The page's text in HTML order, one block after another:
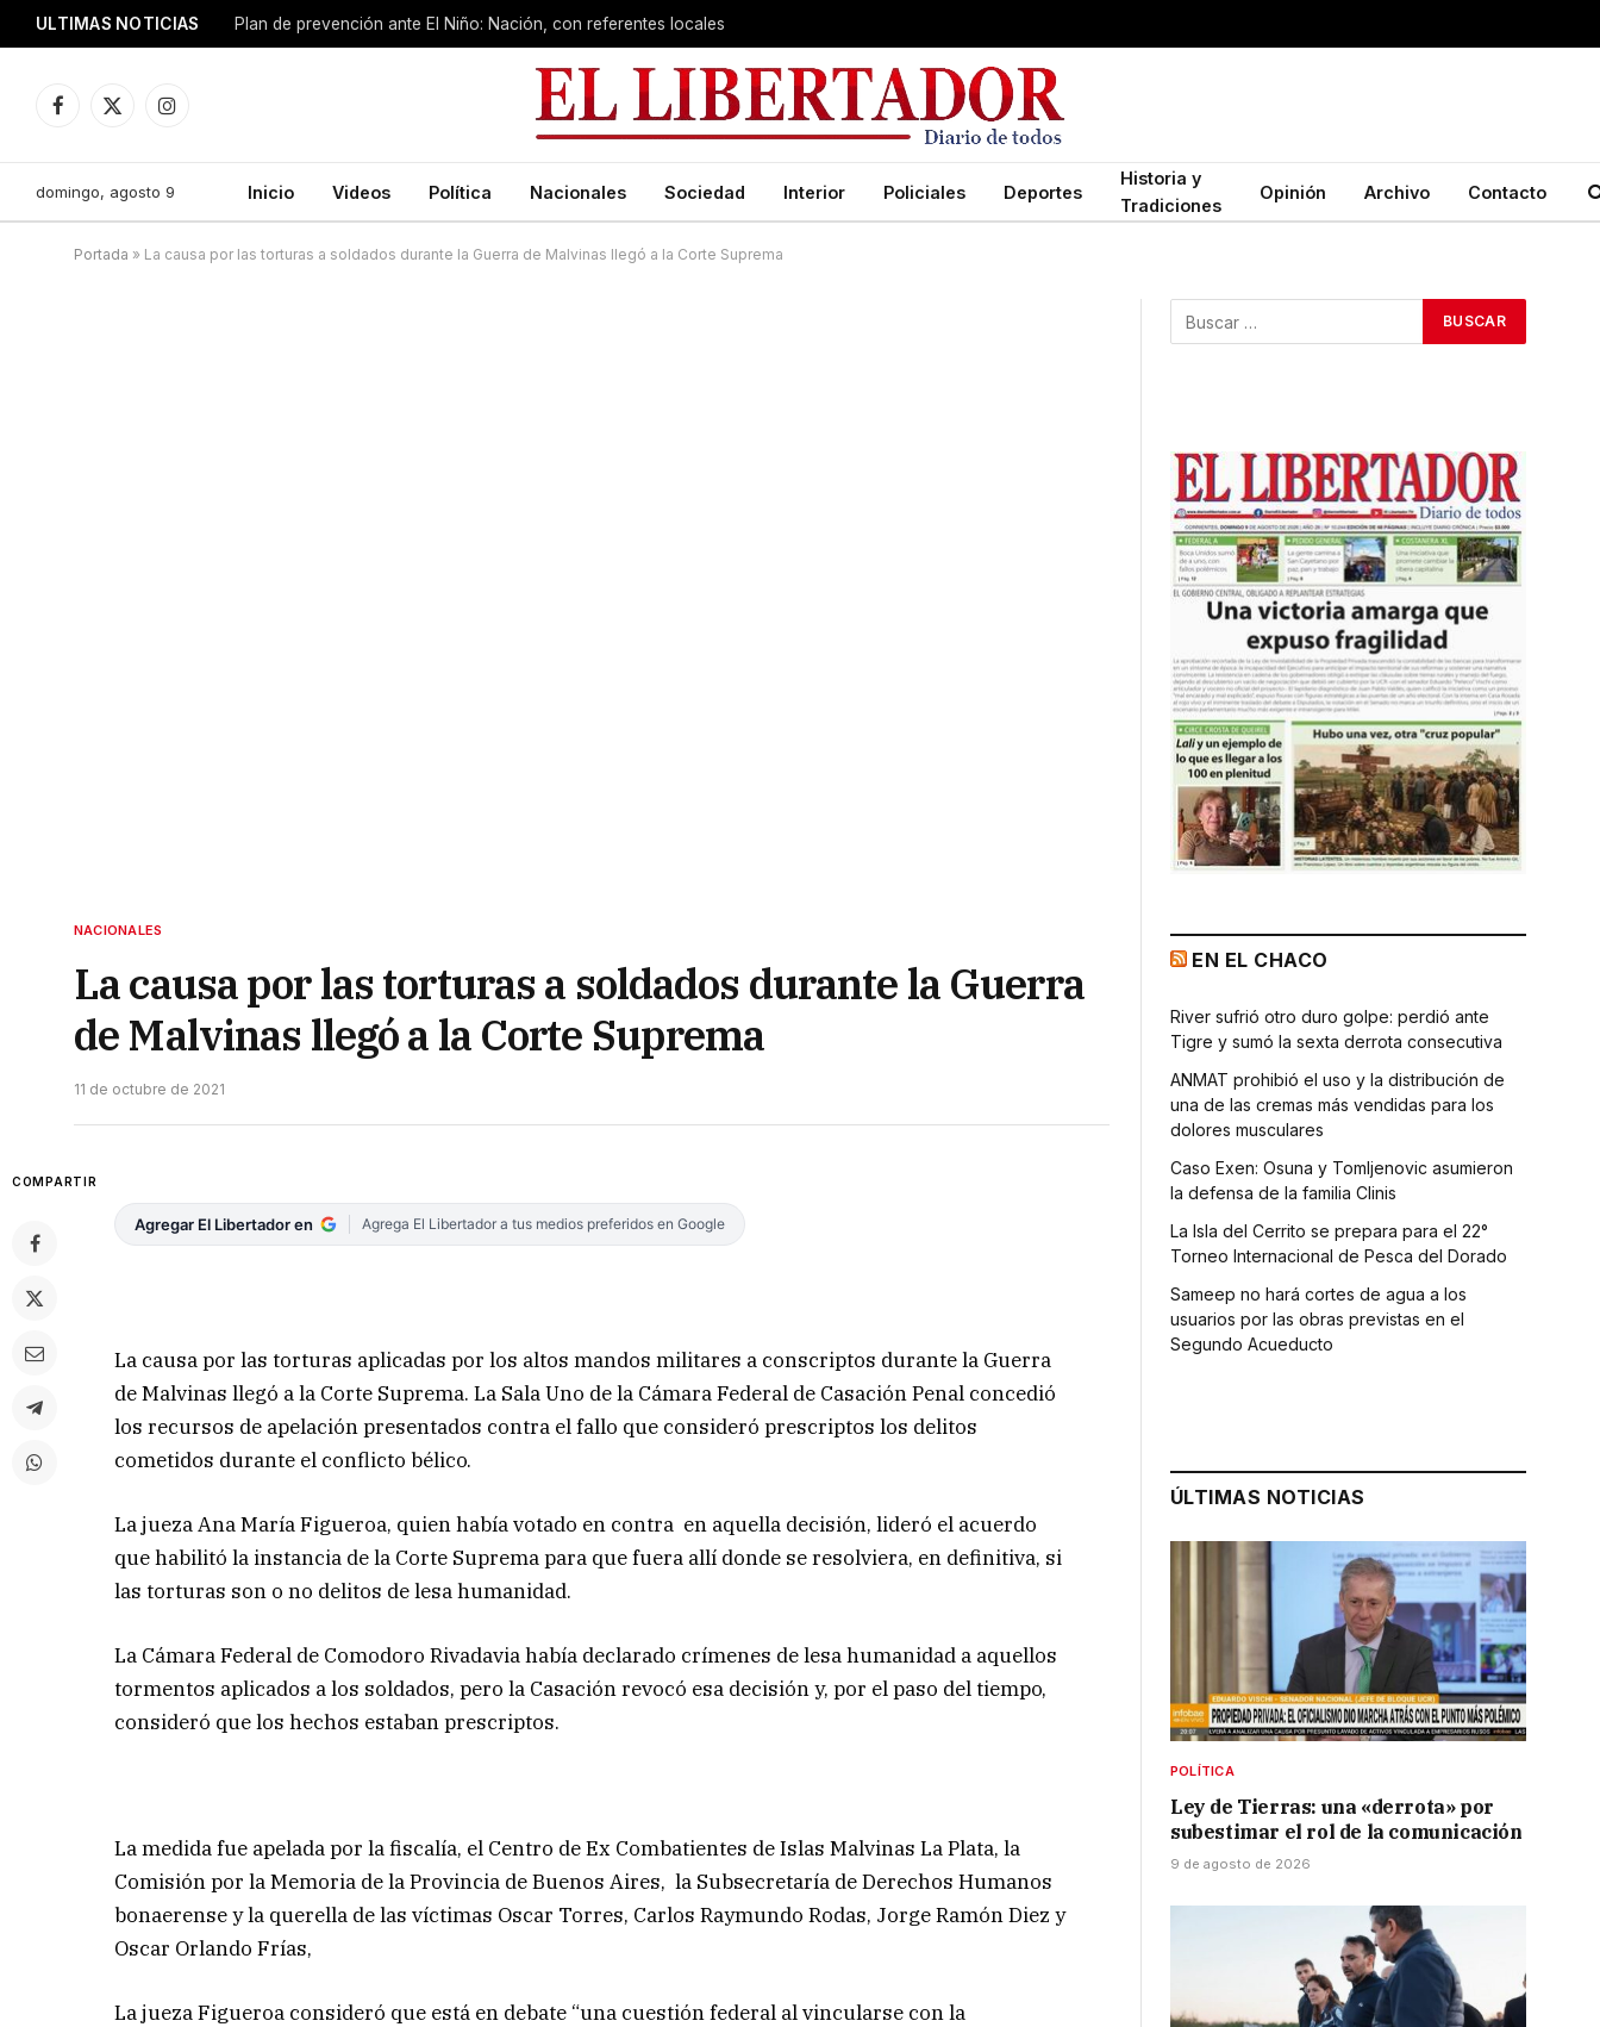
ULTIMAS NOTICIAS Plan de prevención ante El Niño: Nación, con referentes locales
Facebook
X
Instagram
domingo, agosto 9 Inicio Videos Política Nacionales Sociedad Interior Policiales Deportes
Historia y
Tradiciones
Opinión Archivo Contacto
Portada » La causa por las torturas a soldados durante la Guerra de Malvinas llegó a la Corte Suprema
NACIONALES
La causa por las torturas a soldados durante la Guerra
de Malvinas llegó a la Corte Suprema
11 de octubre de 2021
COMPARTIR
Agregar El Libertador en Agrega El Libertador a tus medios preferidos en Google
La causa por las torturas aplicadas por los altos mandos militares a conscriptos durante la Guerra
de Malvinas llegó a la Corte Suprema. La Sala Uno de la Cámara Federal de Casación Penal concedió
los recursos de apelación presentados contra el fallo que consideró prescriptos los delitos
cometidos durante el conflicto bélico.
La jueza Ana María Figueroa, quien había votado en contra en aquella decisión, lideró el acuerdo
que habilitó la instancia de la Corte Suprema para que fuera allí donde se resolviera, en definitiva, si
las torturas son o no delitos de lesa humanidad.
La Cámara Federal de Comodoro Rivadavia había declarado crímenes de lesa humanidad a aquellos
tormentos aplicados a los soldados, pero la Casación revocó esa decisión y, por el paso del tiempo,
consideró que los hechos estaban prescriptos.
La medida fue apelada por la fiscalía, el Centro de Ex Combatientes de Islas Malvinas La Plata, la
Comisión por la Memoria de la Provincia de Buenos Aires, la Subsecretaría de Derechos Humanos
bonaerense y la querella de las víctimas Oscar Torres, Carlos Raymundo Rodas, Jorge Ramón Diez y
Oscar Orlando Frías,
La jueza Figueroa consideró que está en debate “una cuestión federal al vincularse con la
EN EL CHACO
River sufrió otro duro golpe: perdió ante
Tigre y sumó la sexta derrota consecutiva
ANMAT prohibió el uso y la distribución de
una de las cremas más vendidas para los
dolores musculares
Caso Exen: Osuna y Tomljenovic asumieron
la defensa de la familia Clinis
La Isla del Cerrito se prepara para el 22°
Torneo Internacional de Pesca del Dorado
Sameep no hará cortes de agua a los
usuarios por las obras previstas en el
Segundo Acueducto
ÚLTIMAS NOTICIAS
POLÍTICA
Ley de Tierras: una «derrota» por
subestimar el rol de la comunicación
9 de agosto de 2026